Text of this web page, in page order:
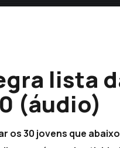
lista
(áudio)
os 30 jovens que